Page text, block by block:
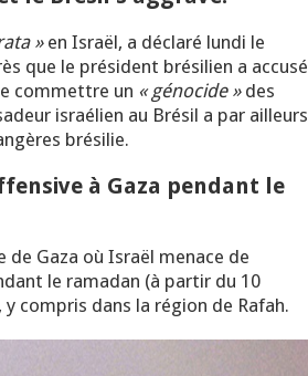
»en Israël, a déclaré lundi le
que le président brésilien a accusé
commettre un « génocide »des
israélien au Brésil a par ailleurs
brésilie.
à Gaza pendant le
Gaza où Israël menace de
le ramadan (à partir du 10
compris dans la région de Rafah.